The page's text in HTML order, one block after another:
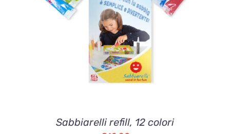
DETTAGLI
Sabbiarelli refill, 12 colori